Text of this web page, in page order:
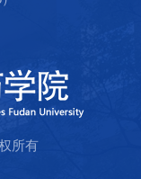
所有